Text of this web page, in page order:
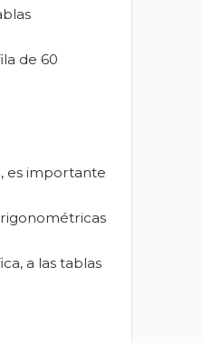
de 60
es importante
a las tablas